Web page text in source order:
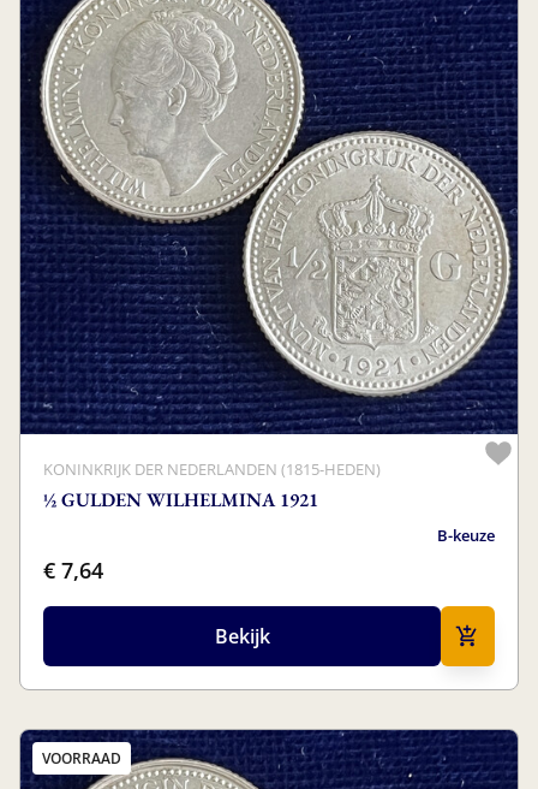
KONINKRIJK DER NEDERLANDEN (1815-HEDEN)
½ GULDEN WILHELMINA 1921
B-keuze
€ 7,64
Bekijk
VOORRAAD